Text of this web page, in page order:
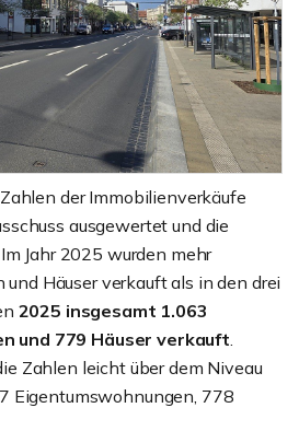
der Immobilienverkäufe
ausgewertet und die
Jahr 2025 wurden mehr
Häuser verkauft als in den drei
2025 insgesamt 1.063
und 779 Häuser verkauft.
Zahlen leicht über dem Niveau
Eigentumswohnungen, 778